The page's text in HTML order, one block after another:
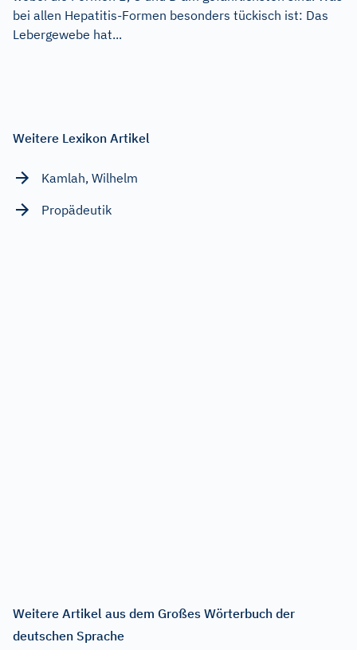
bei allen Hepatitis-Formen besonders tückisch ist: Das
Lebergewebe hat...
Weitere Lexikon Artikel
Kamlah, Wilhelm
Propädeutik
Weitere Artikel aus dem Großes Wörterbuch der
deutschen Sprache